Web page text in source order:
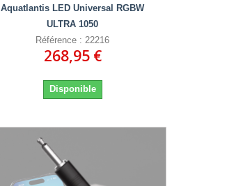
Aquatlantis LED Universal RGBW
ULTRA 1050
Référence : 22216
268,95 €
Disponible